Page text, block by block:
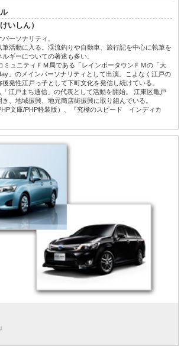
しん）
ーソナリティ。
筆活動に入る。渓流釣りや自動車、旅行記を中心に執筆を
ギーについての著述も多い。
ミュニティＦＭ局である「レインボータウンＦＭの「大
」のメインパーソナリティとして出演。こよなく江戸の
後発性江戸っ子として下町文化を発信し続けている。
江戸まち通信」の代表として活動を開始。 江東区亀戸
、地域振興、地元商店街振興に取り組んでいる。
文庫/PHP軽装版）、『究極のスピード インディカ